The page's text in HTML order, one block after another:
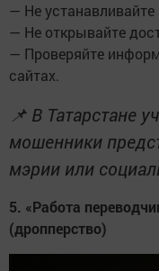
— Не
— Не открывайте
— Проверяйте
сайтах.
📌 В Татарстане
мошенники
мэрии или
5. «Работа
(дропперство)